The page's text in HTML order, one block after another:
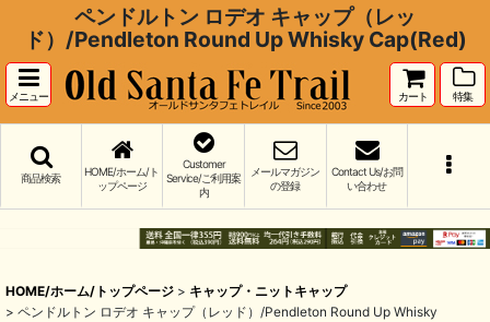
ペンドルトン ロデオ キャップ（レッ
ド）/Pendleton Round Up Whisky Cap(Red)
メニュー カート 特集
商品検索
HOME/ホーム/ト
ップページ
Customer
Service/ご利用案
内
メールマガジン
の登録
Contact Us/お問
い合わせ
HOME/ホーム/トップページ > キャップ・ニットキャップ
> ペンドルトン ロデオ キャップ（レッド）/Pendleton Round Up Whisky